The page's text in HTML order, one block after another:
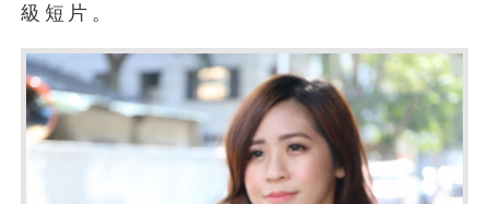
級短片。